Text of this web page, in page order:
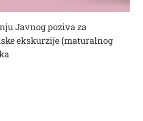
Javnog poziva za
ekskurzije (maturalnog